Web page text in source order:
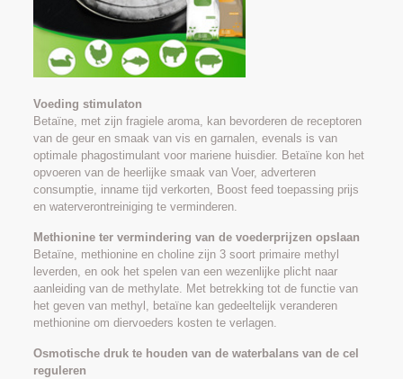
Voeding stimulaton
Betaïne, met zijn fragiele aroma, kan bevorderen de receptoren
van de geur en smaak van vis en garnalen, evenals is van
optimale phagostimulant voor mariene huisdier. Betaïne kon het
opvoeren van de heerlijke smaak van Voer, adverteren
consumptie, inname tijd verkorten, Boost feed toepassing prijs
en waterverontreiniging te verminderen.
Methionine ter vermindering van de voederprijzen opslaan
Betaïne, methionine en choline zijn 3 soort primaire methyl
leverden, en ook het spelen van een wezenlijke plicht naar
aanleiding van de methylate. Met betrekking tot de functie van
het geven van methyl, betaïne kan gedeeltelijk veranderen
methionine om diervoeders kosten te verlagen.
Osmotische druk te houden van de waterbalans van de cel
reguleren